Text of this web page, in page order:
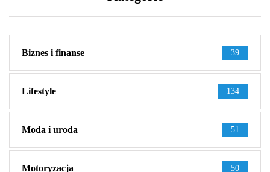
Biznes i finanse 39
Lifestyle 134
Moda i uroda 51
Motoryzacja 50